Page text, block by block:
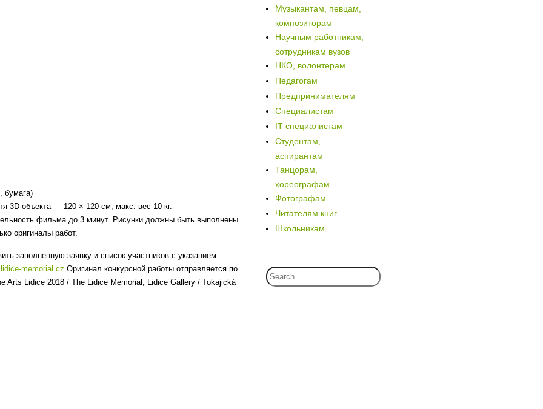
бумага)
объекта — 120 × 120 см, макс. вес 10 кг.
фильма до 3 минут. Рисунки должны быть выполнены
оригиналы работ.
заполненную заявку и список участников с указанием
memorial.cz Оригинал конкурсной работы отправляется по
Arts Lidice 2018 / The Lidice Memorial, Lidice Gallery / Tokajická
Музыкантам, певцам,
композиторам
Научным работникам,
сотрудникам вузов
НКО, волонтерам
Педагогам
Предпринимателям
Специалистам
IT специалистам
Студентам,
аспирантам
Танцорам,
хореографам
Фотографам
Читателям книг
Школьникам